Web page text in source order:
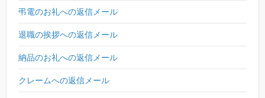
弔電のお礼への返信メール
退職の挨拶への返信メール
納品のお礼への返信メール
クレームへの返信メール